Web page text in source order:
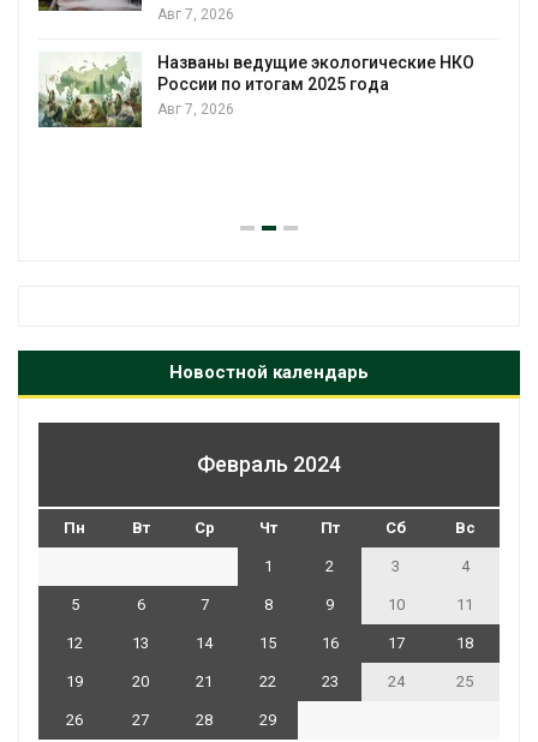
Авг 7, 2026
Названы ведущие экологические НКО
России по итогам 2025 года
Авг 7, 2026
Новостной календарь
Февраль 2024
Пн Вт Ср Чт Пт Сб Вс
1 2 3 4
5 6 7 8 9 10 11
12 13 14 15 16 17 18
19 20 21 22 23 24 25
26 27 28
29